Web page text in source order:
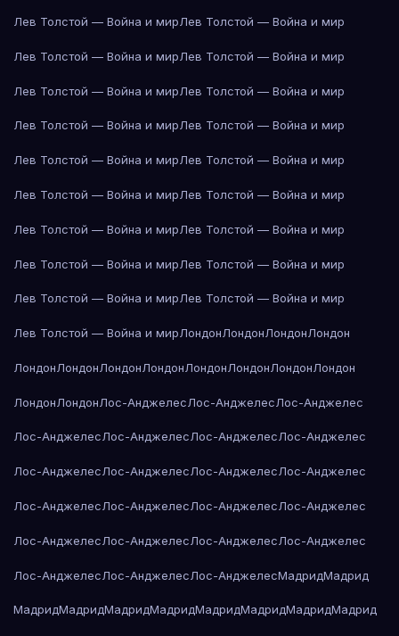
Лев Толстой — Война и мирЛев Толстой — Война и мир
Лев Толстой — Война и мирЛев Толстой — Война и мир
Лев Толстой — Война и мирЛев Толстой — Война и мир
Лев Толстой — Война и мирЛев Толстой — Война и мир
Лев Толстой — Война и мирЛев Толстой — Война и мир
Лев Толстой — Война и мирЛев Толстой — Война и мир
Лев Толстой — Война и мирЛев Толстой — Война и мир
Лев Толстой — Война и мирЛев Толстой — Война и мир
Лев Толстой — Война и мирЛев Толстой — Война и мир
Лев Толстой — Война и мирЛондонЛондонЛондонЛондон
ЛондонЛондонЛондонЛондонЛондонЛондонЛондонЛондон
ЛондонЛондонЛос-АнджелесЛос-АнджелесЛос-Анджелес
Лос-АнджелесЛос-АнджелесЛос-АнджелесЛос-Анджелес
Лос-АнджелесЛос-АнджелесЛос-АнджелесЛос-Анджелес
Лос-АнджелесЛос-АнджелесЛос-АнджелесЛос-Анджелес
Лос-АнджелесЛос-АнджелесЛос-АнджелесЛос-Анджелес
Лос-АнджелесЛос-АнджелесЛос-АнджелесМадридМадрид
МадридМадридМадридМадридМадридМадридМадридМадрид